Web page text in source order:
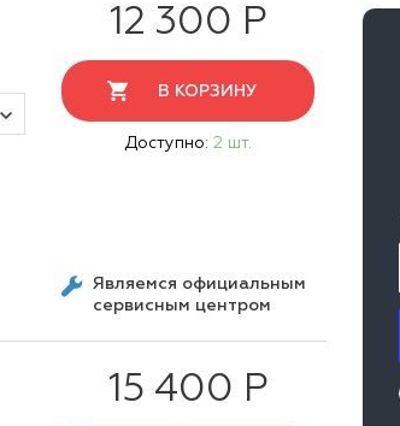
12 300 Р
В КОРЗИНУ
Доступно: 2 шт.
Являемся официальным
сервисным центром
15 400 Р